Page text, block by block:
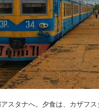
スタナへ。夕食は、カザフス